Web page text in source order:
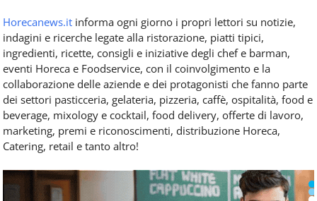
Horecanews.it informa ogni giorno i propri lettori su notizie,
indagini e ricerche legate alla ristorazione, piatti tipici,
ingredienti, ricette, consigli e iniziative degli chef e barman,
eventi Horeca e Foodservice, con il coinvolgimento e la
collaborazione delle aziende e dei protagonisti che fanno parte
dei settori pasticceria, gelateria, pizzeria, caffè, ospitalità, food e
beverage, mixology e cocktail, food delivery, offerte di lavoro,
marketing, premi e riconoscimenti, distribuzione Horeca,
Catering, retail e tanto altro!